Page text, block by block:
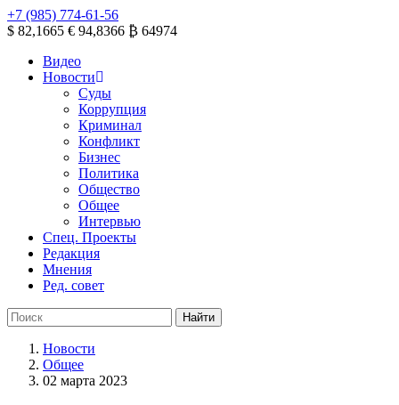
+7 (985) 774-61-56
$ 82,1665 € 94,8366 ₿ 64974
Видео
Новости
Суды
Коррупция
Криминал
Конфликт
Бизнес
Политика
Общество
Общее
Интервью
Спец. Проекты
Редакция
Мнения
Ред. совет
Новости
Общее
02 марта 2023